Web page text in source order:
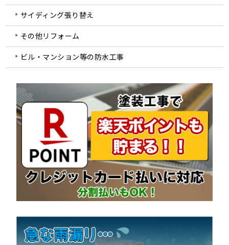
サイディング張り替え
その他リフォーム
ビル・マンション等の防水工事